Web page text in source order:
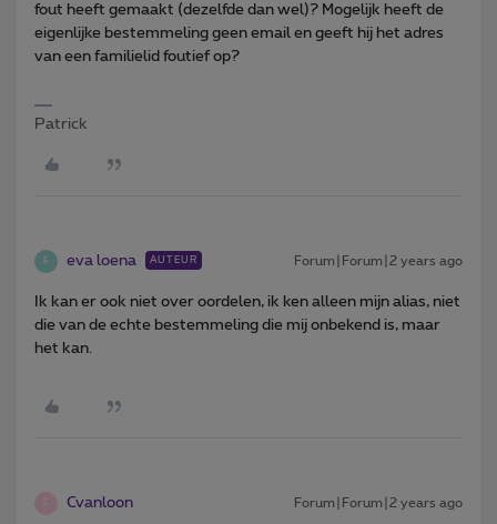
fout heeft gemaakt (dezelfde dan wel)? Mogelijk heeft de
eigenlijke bestemmeling geen email en geeft hij het adres
van een familielid foutief op?
Patrick
E eva loena AUTEUR Forum|Forum|2 years ago
Ik kan er ook niet over oordelen, ik ken alleen mijn alias, niet
die van de echte bestemmeling die mij onbekend is, maar
het kan.
Cvanloon Forum|Forum|2 years ago